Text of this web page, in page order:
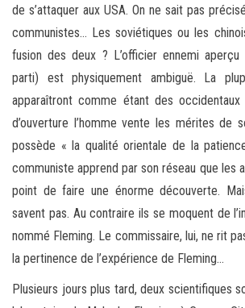
de s’attaquer aux USA. On ne sait pas
communistes… Les soviétiques ou les
fusion des deux ? L’officier ennemi
parti) est physiquement ambiguë. La
apparaîtront comme étant des
d’ouverture l’homme vente les mérites de
possède « la qualité orientale de la
communiste apprend par son réseau que les
point de faire une énorme découverte.
savent pas. Au contraire ils se moquent de
nommé Fleming. Le commissaire, lui, ne rit
la pertinence de l’expérience de Fleming…
Plusieurs jours plus tard, deux scientifiques